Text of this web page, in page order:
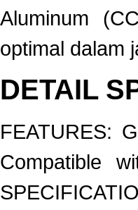
Aluminum
optimal dalam
DETAIL
FEATURES:
Compatible